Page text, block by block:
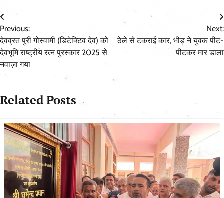
Post
navigation
Previous:
देवव्रत पुरी गोस्वामी (डिटेक्टिव देव) को
देवभूमि राष्ट्रीय रत्न पुरस्कार 2025 से
नवाज़ा गया
Next:
ठेले से टकराई कार, भीड़ ने युवक पीट-
पीटकर मार डाला
Related Posts